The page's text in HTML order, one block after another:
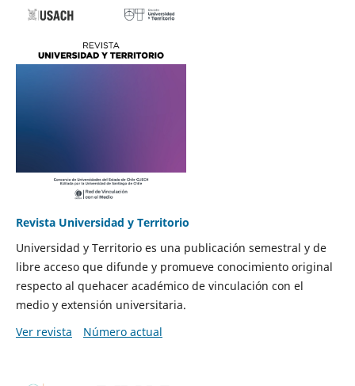
Revista Universidad y Territorio
Universidad y Territorio es una publicación semestral y de
libre acceso que difunde y promueve conocimiento original
respecto al quehacer académico de vinculación con el
medio y extensión universitaria.
Ver revista
Número actual